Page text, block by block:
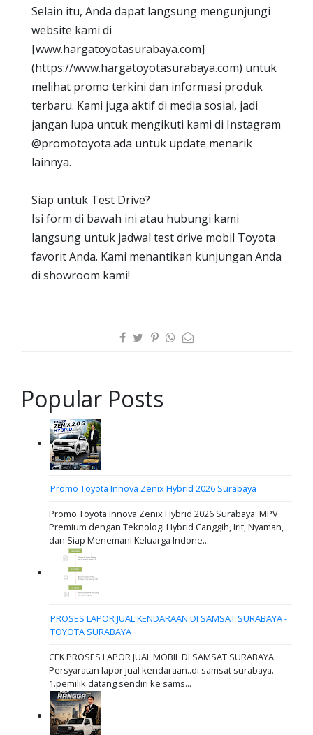
Selain itu, Anda dapat langsung mengunjungi
website kami di
[www.hargatoyotasurabaya.com]
(https://www.hargatoyotasurabaya.com) untuk
melihat promo terkini dan informasi produk
terbaru. Kami juga aktif di media sosial, jadi
jangan lupa untuk mengikuti kami di Instagram
@promotoyota.ada untuk update menarik
lainnya.
Siap untuk Test Drive?
Isi form di bawah ini atau hubungi kami
langsung untuk jadwal test drive mobil Toyota
favorit Anda. Kami menantikan kunjungan Anda
di showroom kami!
Popular Posts
Promo Toyota Innova Zenix Hybrid 2026 Surabaya
Promo Toyota Innova Zenix Hybrid 2026 Surabaya: MPV
Premium dengan Teknologi Hybrid Canggih, Irit, Nyaman,
dan Siap Menemani Keluarga Indone...
PROSES LAPOR JUAL KENDARAAN DI SAMSAT SURABAYA -
TOYOTA SURABAYA
CEK PROSES LAPOR JUAL MOBIL DI SAMSAT SURABAYA
Persyaratan lapor jual kendaraan..di samsat surabaya.
1.pemilik datang sendiri ke sams...